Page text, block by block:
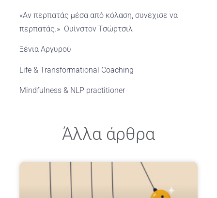
«Αν περπατάς μέσα από κόλαση, συνέχισε να
περπατάς.» Ουίνστον Τσώρτσιλ
Ξένια Αργυρού
Life & Transformational Coaching
Mindfulness & NLP practitioner
Άλλα άρθρα